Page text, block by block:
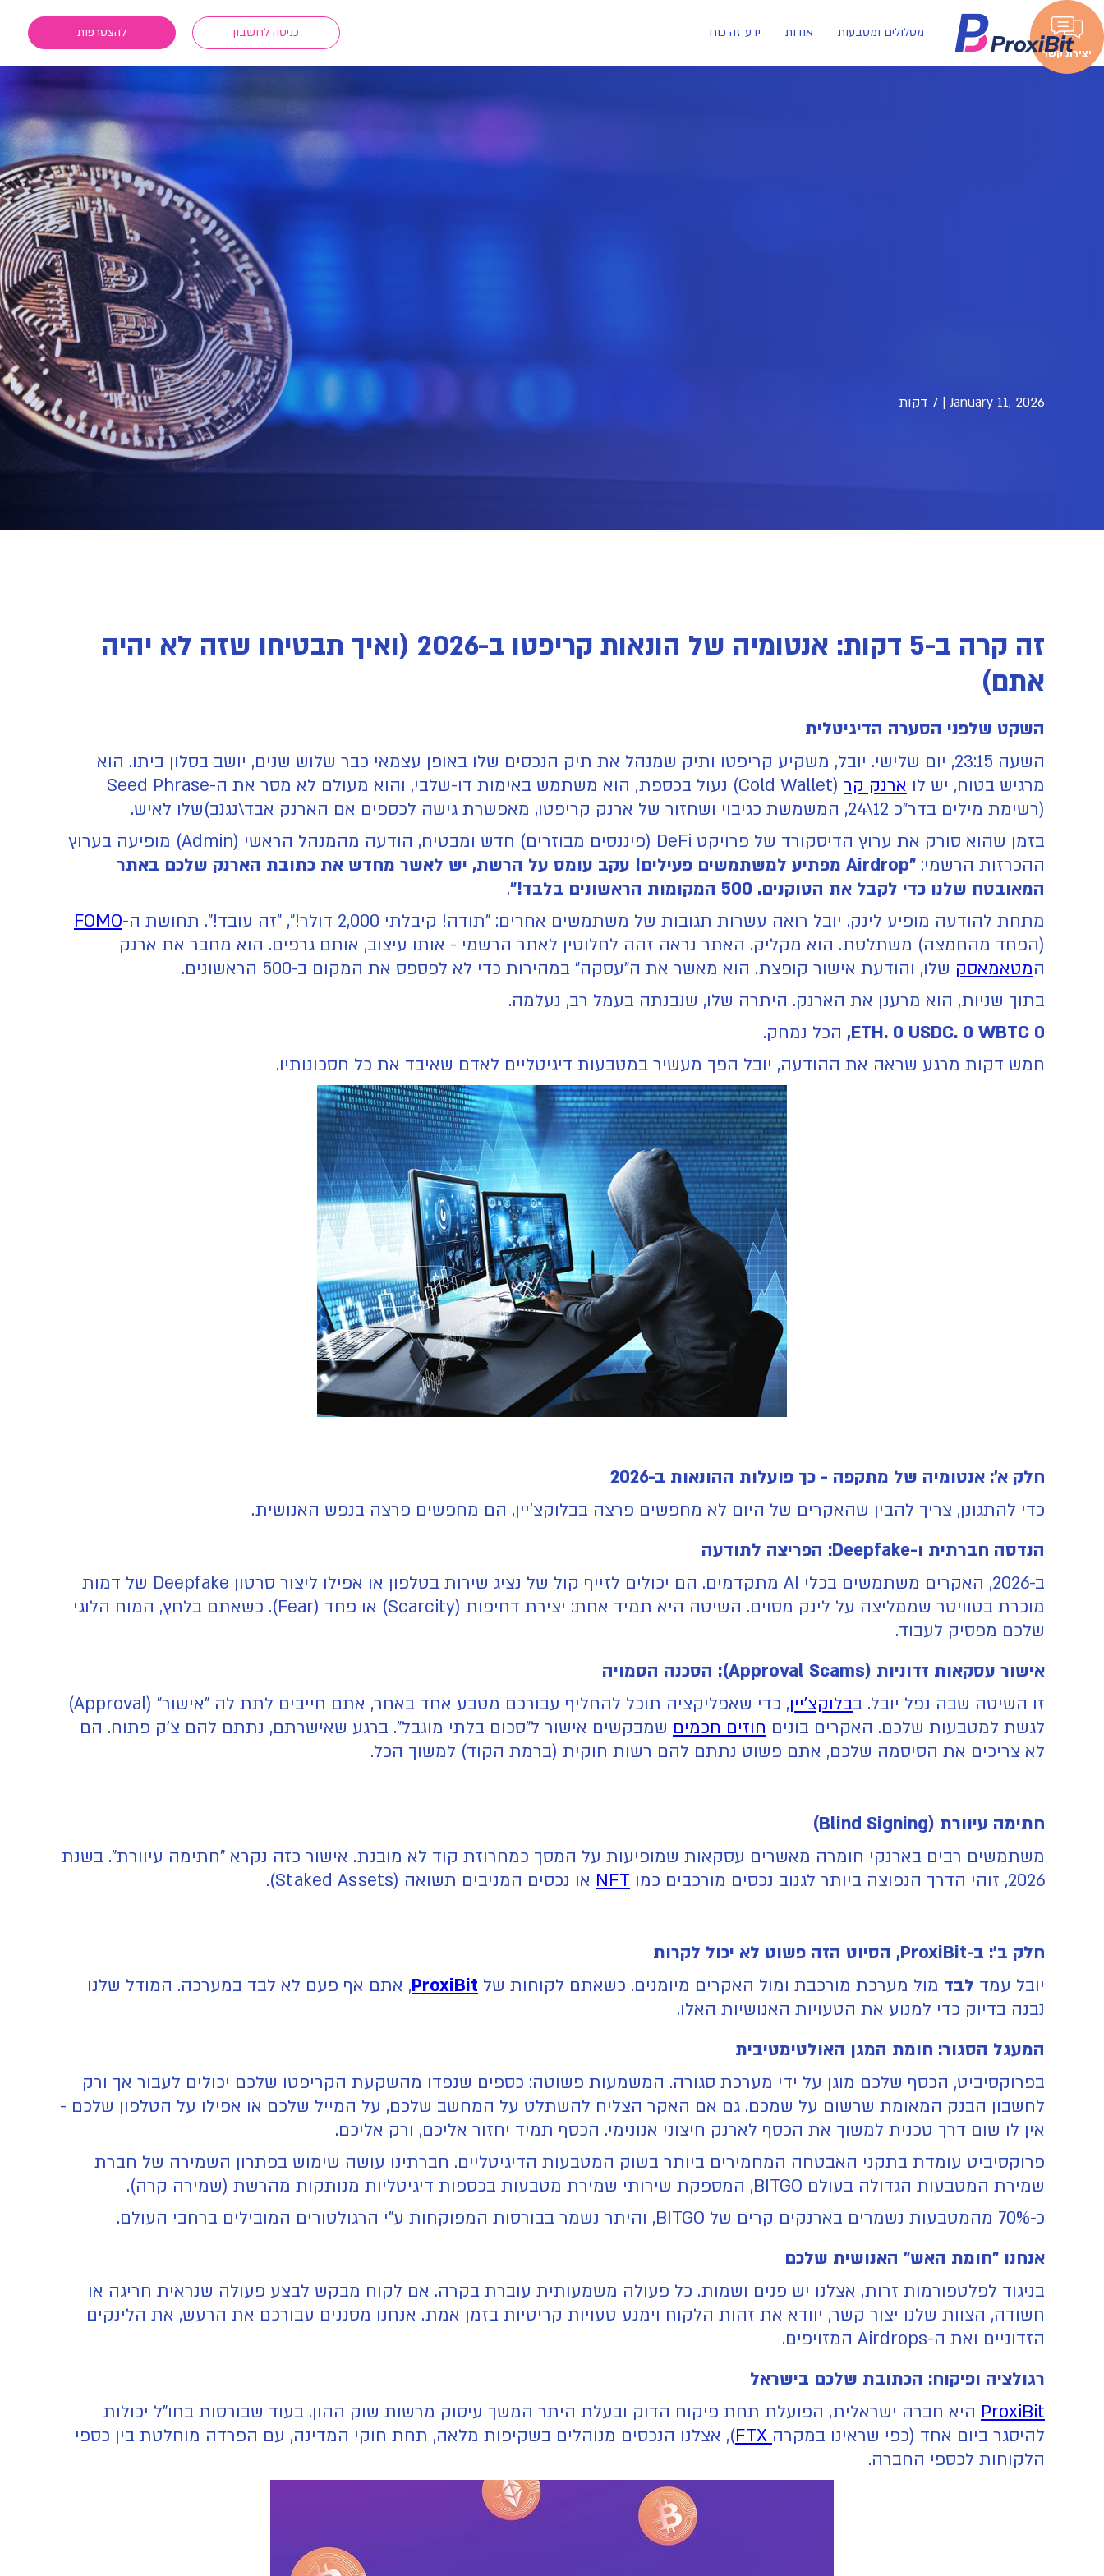
יצירת קשר
מסלולים ומטבעות אודות ידע זה כוח כניסה לחשבון להצטרפות
January 11, 2026
| 7 דקות
זה קרה ב-5 דקות: אנטומיה של הונאות קריפטו ב-2026 (ואיך תבטיחו שזה לא יהיה
אתם)
השקט שלפני הסערה הדיגיטלית
השעה 23:15, יום שלישי. יובל, משקיע קריפטו ותיק שמנהל את תיק הנכסים שלו באופן עצמאי כבר שלוש שנים, יושב בסלון ביתו. הוא
מרגיש בטוח, יש לו ארנק קר
(Cold Wallet) נעול בכספת, הוא משתמש באימות דו-שלבי, והוא מעולם לא מסר את ה-Seed Phrase
(רשימת מילים בדר"כ 12\24, המשמשת כגיבוי ושחזור של ארנק קריפטו, מאפשרת גישה לכספים אם הארנק אבד\נגנב)שלו לאיש.
בזמן שהוא סורק את ערוץ הדיסקורד של פרויקט DeFi (פיננסים מבוזרים) חדש ומבטיח, הודעה מהמנהל הראשי (Admin) מופיעה בערוץ
ההכרזות הרשמי:
"Airdrop מפתיע למשתמשים פעילים! עקב עומס על הרשת, יש לאשר מחדש את כתובת הארנק שלכם באתר
המאובטח שלנו כדי לקבל את הטוקנים. 500 המקומות הראשונים בלבד!"
.
מתחת להודעה מופיע לינק. יובל רואה עשרות תגובות של משתמשים אחרים: "תודה! קיבלתי 2,000 דולר!", "זה עובד!". תחושת ה-
FOMO
(הפחד מהחמצה) משתלטת. הוא מקליק. האתר נראה זהה לחלוטין לאתר הרשמי - אותו עיצוב, אותם גרפים. הוא מחבר את ארנק
המטאמאסק שלו, והודעת אישור קופצת. הוא מאשר את ה"עסקה" במהירות כדי לא לפספס את המקום ב-500 הראשונים.
בתוך שניות, הוא מרענן את הארנק. היתרה שלו, שנבנתה בעמל רב, נעלמה.
0 ETH. 0 USDC. 0 WBTC,
הכל נמחק.
חמש דקות מרגע שראה את ההודעה, יובל הפך מעשיר במטבעות דיגיטליים לאדם שאיבד את כל חסכונותיו.
חלק א׳: אנטומיה של מתקפה - כך פועלות ההונאות ב-2026
כדי להתגונן, צריך להבין שהאקרים של היום לא מחפשים פרצה בבלוקצ'יין, הם מחפשים פרצה בנפש האנושית.
הנדסה חברתית ו-Deepfake: הפריצה לתודעה
ב-2026, האקרים משתמשים בכלי AI מתקדמים. הם יכולים לזייף קול של נציג שירות בטלפון או אפילו ליצור סרטון Deepfake של דמות
מוכרת בטוויטר שממליצה על לינק מסוים. השיטה היא תמיד אחת: יצירת דחיפות (Scarcity) או פחד (Fear). כשאתם בלחץ, המוח הלוגי
שלכם מפסיק לעבוד.
אישור עסקאות זדוניות (Approval Scams): הסכנה הסמויה
זו השיטה שבה נפל יובל. בבלוקצ'יין
, כדי שאפליקציה תוכל להחליף עבורכם מטבע אחד באחר, אתם חייבים לתת לה "אישור" (Approval)
לגשת למטבעות שלכם. האקרים בונים חוזים חכמים שמבקשים אישור ל"סכום בלתי מוגבל". ברגע שאישרתם, נתתם להם צ'ק פתוח. הם
לא צריכים את הסיסמה שלכם, אתם פשוט נתתם להם רשות חוקית (ברמת הקוד) למשוך הכל.
חתימה עיוורת (Blind Signing)
משתמשים רבים בארנקי חומרה מאשרים עסקאות שמופיעות על המסך כמחרוזת קוד לא מובנת. אישור כזה נקרא "חתימה עיוורת". בשנת
2026, זוהי הדרך הנפוצה ביותר לגנוב נכסים מורכבים כמו
NFT או נכסים המניבים תשואה (Staked Assets).
חלק ב׳: ב-ProxiBit, הסיוט הזה פשוט לא יכול לקרות
יובל עמד לבד מול מערכת מורכבת ומול האקרים מיומנים. כשאתם לקוחות של ProxiBit, אתם אף פעם לא לבד במערכה. המודל שלנו
נבנה בדיוק כדי למנוע את הטעויות האנושיות האלו.
המעגל הסגור: חומת המגן האולטימטיבית
בפרוקסיביט, הכסף שלכם מוגן על ידי מערכת סגורה. המשמעות פשוטה: כספים שנפדו מהשקעת הקריפטו שלכם יכולים לעבור אך ורק
לחשבון הבנק המאומת שרשום על שמכם. גם אם האקר הצליח להשתלט על המחשב שלכם, על המייל שלכם או אפילו על הטלפון שלכם -
אין לו שום דרך טכנית למשוך את הכסף לארנק חיצוני אנונימי. הכסף תמיד יחזור אליכם, ורק אליכם.
פרוקסיביט עומדת בתקני האבטחה המחמירים ביותר בשוק המטבעות הדיגיטליים. חברתינו עושה שימוש בפתרון השמירה של חברת
שמירת המטבעות הגדולה בעולם BITGO, המספקת שירותי שמירת מטבעות בכספות דיגיטליות מנותקות מהרשת (שמירה קרה).
כ-70% מהמטבעות נשמרים בארנקים קרים של BITGO, והיתר נשמר בבורסות המפוקחות ע"י הרגולטורים המובילים ברחבי העולם.
אנחנו "חומת האש" האנושית שלכם
בניגוד לפלטפורמות זרות, אצלנו יש פנים ושמות. כל פעולה משמעותית עוברת בקרה. אם לקוח מבקש לבצע פעולה שנראית חריגה או
חשודה, הצוות שלנו יצור קשר, יוודא את זהות הלקוח וימנע טעויות קריטיות בזמן אמת. אנחנו מסננים עבורכם את הרעש, את הלינקים
הזדוניים ואת ה-Airdrops המזויפים.
רגולציה ופיקוח: הכתובת שלכם בישראל
ProxiBit היא חברה ישראלית, הפועלת תחת פיקוח הדוק ובעלת היתר המשך עיסוק מרשות שוק ההון. בעוד שבורסות בחו"ל יכולות
להיסגר ביום אחד (כפי שראינו במקרה
), אצלנו הנכסים מנוהלים בשקיפות מלאה, תחת חוקי המדינה, עם הפרדה מוחלטת בין כספי
הלקוחות לכספי החברה.